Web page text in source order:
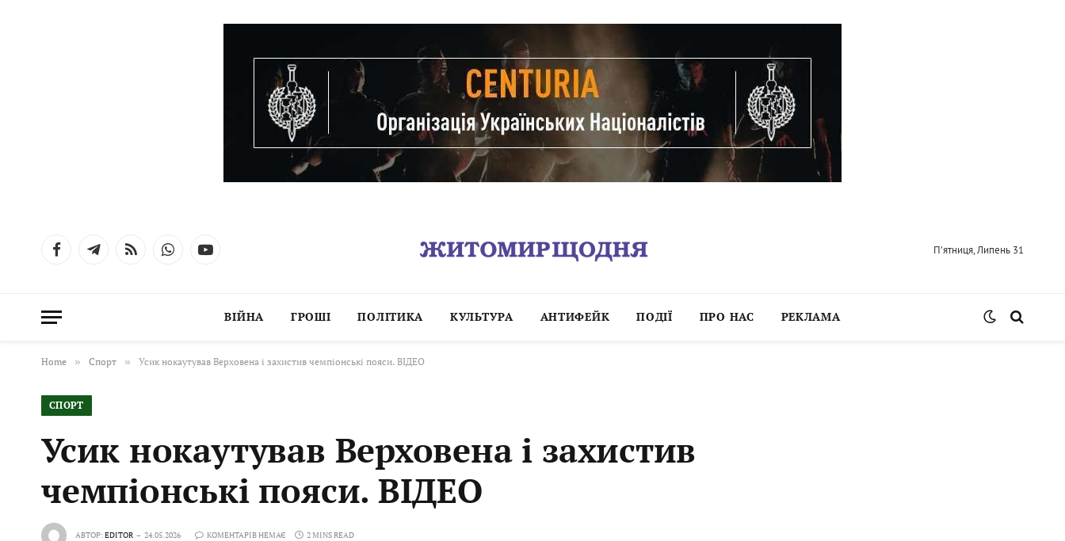
FacebookTelegramRSS WhatsAppYouTube П’ятниця, Липень 31
ВІЙНА ГРОШІ ПОЛІТИКА КУЛЬТУРА АНТИФЕЙК ПОДІЇ ПРО НАС РЕКЛАМА
Home » Спорт » Усик нокаутував Верховена і захистив чемпіонські пояси. ВІДЕО
СПОРТ
Усик нокаутував Верховена і захистив
чемпіонські пояси. ВІДЕО
АВТОР:EDITOR 24.05.2026 КОМЕНТАРІВ НЕМАЄ 2 MINS READ